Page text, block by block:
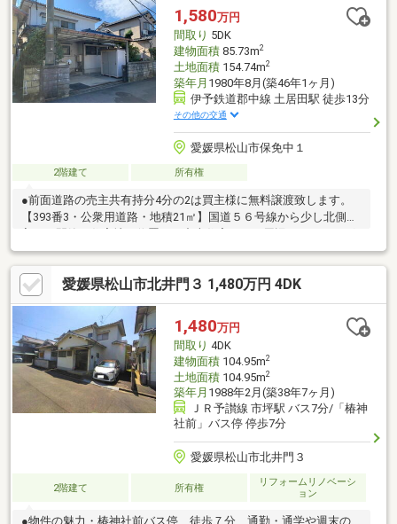
ちらもご覧ください
1,580万円
間取り 5DK
建物面積85.73m2
土地面積154.74m2
築年月 1980年8月(築46年1ヶ月)
伊予鉄道郡中線 土居田駅 徒歩13分
その他の交通
愛媛県松山市保免中１
2階建て 所有権
●前面道路の売主共有持分4分の2は買主様に無料譲渡致します。
【393番3・公衆用道路・地積21㎡】国道５６号線から少し北側に
入った閑静な住宅地に位置する中古住宅です。周辺にはドラッグ
ストア、コンビニ、スーパー等の商業施設が揃っており、利便性
の良い立地です。また保免バス停まで徒歩５分、土居田駅まで徒
歩１３分、国道５６号線に至近である為、市内及び郊外への交通
アクセス良好です。建物は昭和５５年築で外壁等のリフォーム履
歴はございますが、室内はリフォームが必要です。駐車場は玄関
周辺を改修すれば増設可能なスペースがあります。現在売主様が
居住中ですので、内見希望の際は事前にお問い合わせ下さい。
愛媛県松山市北井門３ 1,480万円 4DK
1,480万円
間取り 4DK
建物面積104.95m2
土地面積104.95m2
築年月 1988年2月(築38年7ヶ月)
ＪＲ予讃線 市坪駅 バス7分/「椿神
社前」バス停 停歩7分
愛媛県松山市北井門３
2階建て 所有権
リフォームリノベーシ
ョン
●物件の魅力・椿神社前バス停 徒歩７分 通勤・通学や週末の